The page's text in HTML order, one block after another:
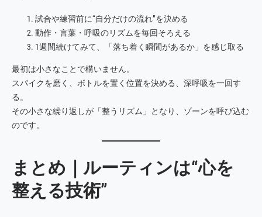
試合や練習前に“自分だけの流れ”を決める
動作・言葉・呼吸のリズムを毎回そろえる
1週間続けてみて、「落ち着く瞬間があるか」を感じ取る
最初は小さなことで構いません。
スパイクを磨く、ボトルを置く位置を決める、深呼吸を一回す
る。
その小さな繰り返しが「整うリズム」となり、ゾーンを呼び込む
のです。
まとめ｜ルーティンは“心を
整える技術”